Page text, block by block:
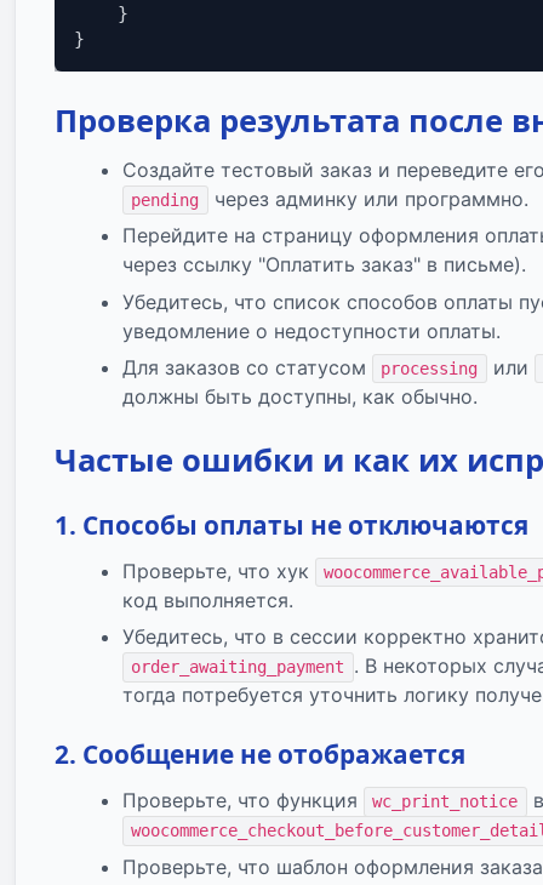
}
Проверка результата после
Создайте тестовый заказ и переведите
pending
через админку или программно.
Перейдите на страницу оформления
через ссылку "Оплатить заказ" в письме).
Убедитесь, что список способов оплаты
уведомление о недоступности оплаты.
Для заказов со статусом
processing
или
должны быть доступны, как обычно.
Частые ошибки и как их
1. Способы оплаты не отключаются
Проверьте, что хук
код выполняется.
Убедитесь, что в сессии корректно
order_awaiting_payment
. В некоторых
тогда потребуется уточнить логику
2. Сообщение не отображается
Проверьте, что функция wc_print_notice
Проверьте, что шаблон оформления